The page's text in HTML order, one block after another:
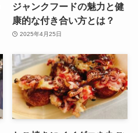
ジャンクフードの魅力と健
康的な付き合い方とは？
2025年4月25日